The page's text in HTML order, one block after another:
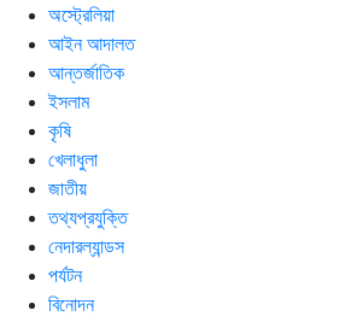
অস্ট্রেলিয়া
আইন আদালত
আন্তর্জাতিক
ইসলাম
কৃষি
খেলাধুলা
জাতীয়
তথ্যপ্রযুক্তি
নেদারল্যান্ডস
পর্যটন
বিনোদন